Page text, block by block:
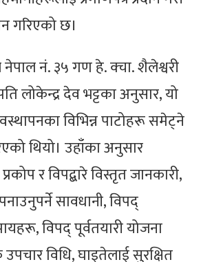
गरिएको छ।
नेपाल नं. ३५ गण हे. क्चा. शैलेश्वरी
लोकेन्द्र देव भट्टका अनुसार, यो
विभिन्न पाटोहरू समेट्ने
थियो। उहाँका अनुसार
र विपद्बारे विस्तृत जानकारी,
सावधानी, विपद्
विपद् पूर्वतयारी योजना
उपचार विधि, घाइतेलाई सुरक्षित